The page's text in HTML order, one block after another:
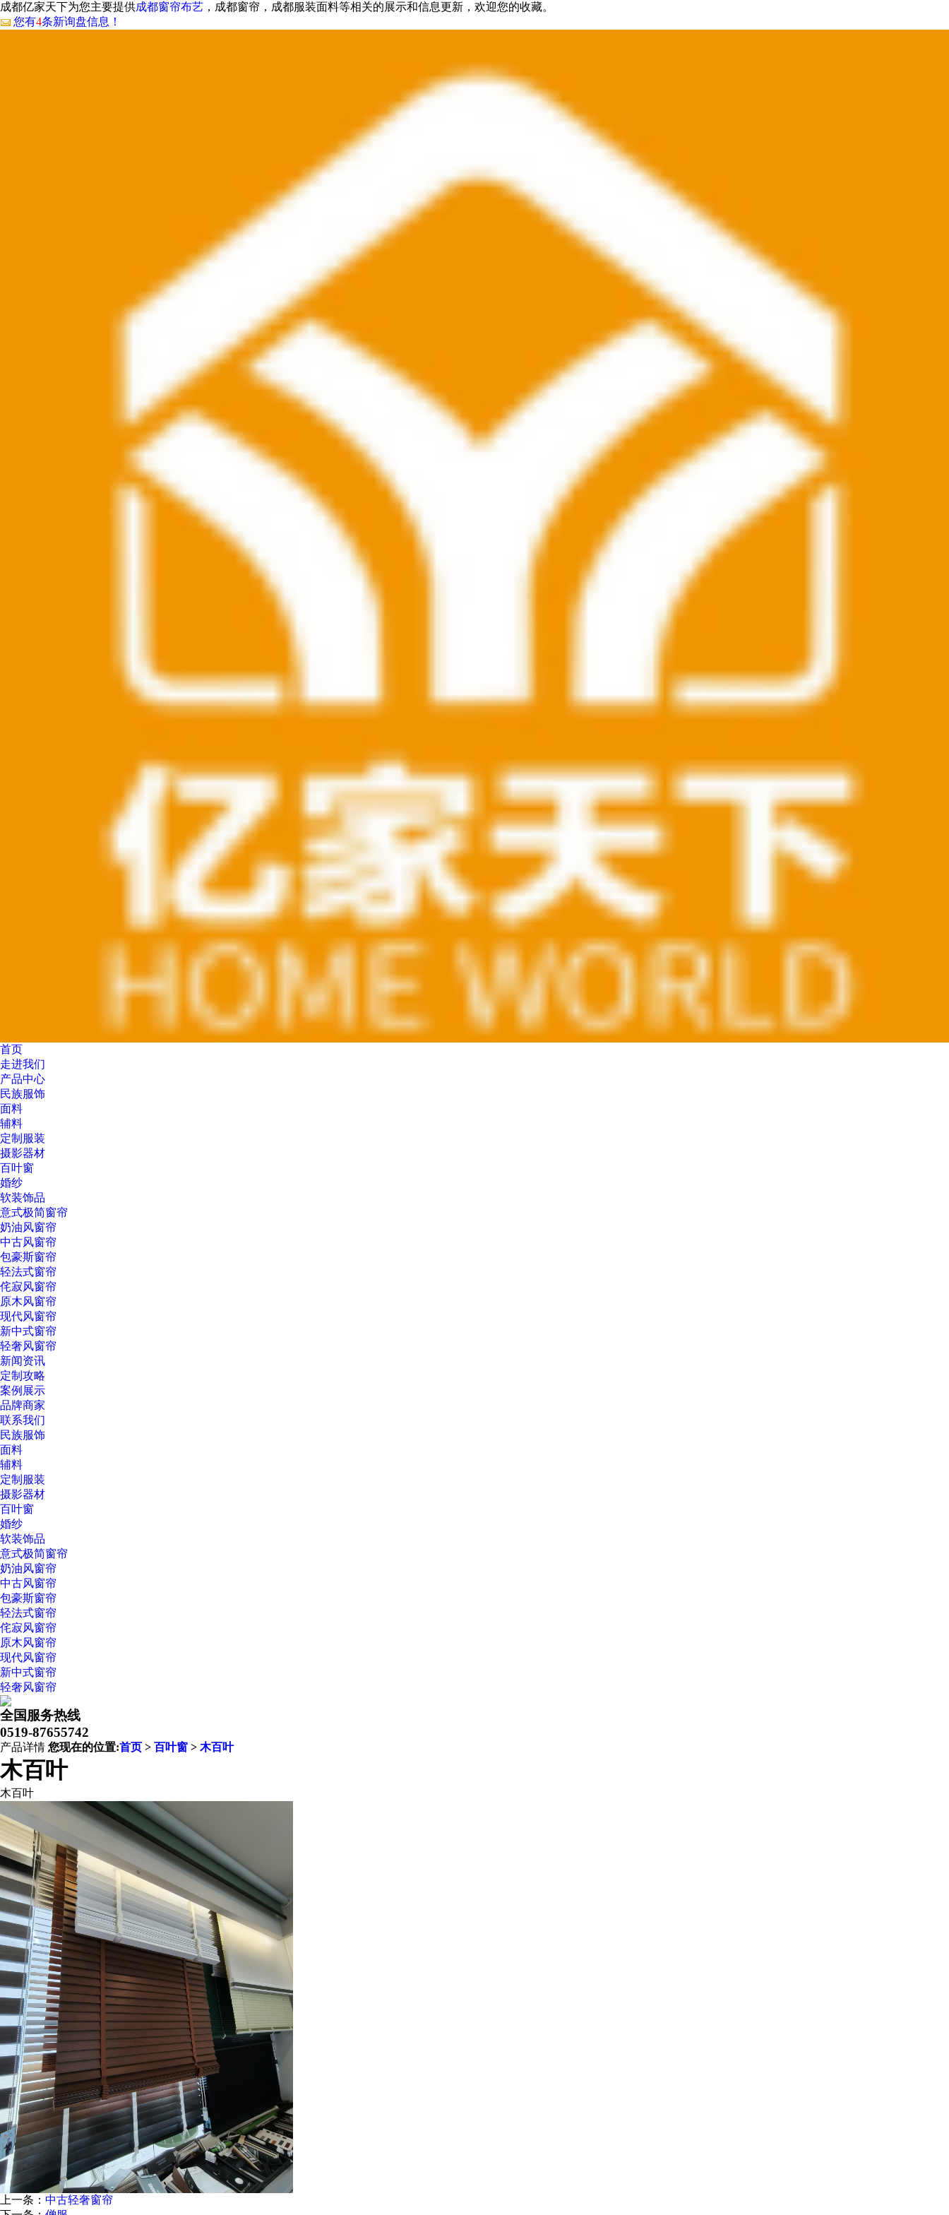
成都亿家天下为您主要提供成都窗帘布艺 ，成都窗帘，成都服装面料等相关的展示和信息更新，欢迎您的收藏。
您有4条新询盘信息！
首页
走进我们
产品中心
民族服饰
面料
辅料
定制服装
摄影器材
百叶窗
婚纱
软装饰品
意式极简窗帘
奶油风窗帘
中古风窗帘
包豪斯窗帘
轻法式窗帘
侘寂风窗帘
原木风窗帘
现代风窗帘
新中式窗帘
轻奢风窗帘
新闻资讯
定制攻略
案例展示
品牌商家
联系我们
民族服饰
面料
辅料
定制服装
摄影器材
百叶窗
婚纱
软装饰品
意式极简窗帘
奶油风窗帘
中古风窗帘
包豪斯窗帘
轻法式窗帘
侘寂风窗帘
原木风窗帘
现代风窗帘
新中式窗帘
轻奢风窗帘
全国服务热线
0519-87655742
产品详情 您现在的位置:首页 > 百叶窗 > 木百叶
木百叶
木百叶
上一条： 中古轻奢窗帘